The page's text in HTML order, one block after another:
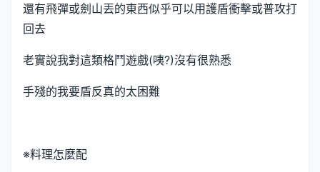
還有飛彈或劍山丟的東西似乎可以用護盾衝擊或普攻打
回去
老實說我對這類格鬥遊戲(咦?)沒有很熟悉
手殘的我要盾反真的太困難
※料理怎麼配